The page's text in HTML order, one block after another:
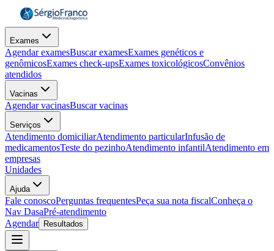
Exames
Agendar examesBuscar examesExames genéticos e
genômicosExames check-upsExames toxicológicosConvênios
atendidos
Vacinas
Agendar vacinasBuscar vacinas
Serviços
Atendimento domiciliarAtendimento particularInfusão de
medicamentosTeste do pezinhoAtendimento infantilAtendimento em
empresas
Unidades
Ajuda
Fale conoscoPerguntas frequentesPeça sua nota fiscalConheça o
Nav DasaPré-atendimento
Agendar
Resultados